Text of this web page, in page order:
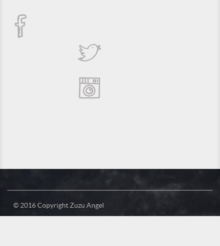
© 2016 Copyright Zuzu Angel